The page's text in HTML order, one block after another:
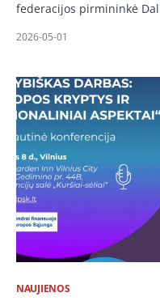
federacijos pirmininkė
2026-05-01
NAUJIENOS